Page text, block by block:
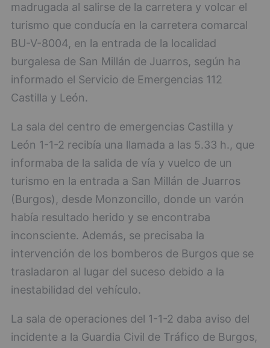
madrugada al salirse de la carretera y volcar el
turismo que conducía en la carretera comarcal
BU-V-8004, en la entrada de la localidad
burgalesa de San Millán de Juarros, según ha
informado el Servicio de Emergencias 112
Castilla y León.
La sala del centro de emergencias Castilla y
León 1-1-2 recibía una llamada a las 5.33 h., que
informaba de la salida de vía y vuelco de un
turismo en la entrada a San Millán de Juarros
(Burgos), desde Monzoncillo, donde un varón
había resultado herido y se encontraba
inconsciente. Además, se precisaba la
intervención de los bomberos de Burgos que se
trasladaron al lugar del suceso debido a la
inestabilidad del vehículo.
La sala de operaciones del 1-1-2 daba aviso del
incidente a la Guardia Civil de Tráfico de Burgos,